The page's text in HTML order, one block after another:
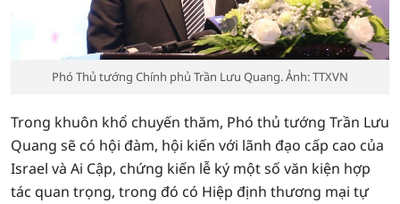
Phó Thủ tướng Chính phủ Trần Lưu Quang. Ảnh: TTXVN
Trong khuôn khổ chuyến thăm, Phó thủ tướng Trần Lưu
Quang sẽ có hội đàm, hội kiến với lãnh đạo cấp cao của
Israel và Ai Cập, chứng kiến lễ ký một số văn kiện hợp
tác quan trọng, trong đó có Hiệp định thương mại tự